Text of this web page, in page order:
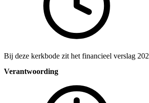
Bij deze kerkbode zit het financieel verslag
Verantwoording